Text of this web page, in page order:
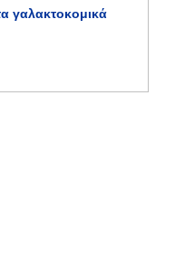
γαλακτοκομικά